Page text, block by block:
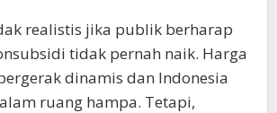
realistis jika publik berharap
tidak pernah naik. Harga
dinamis dan Indonesia
ruang hampa. Tetapi,